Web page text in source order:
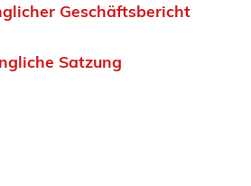
Geschäftsbericht
Satzung